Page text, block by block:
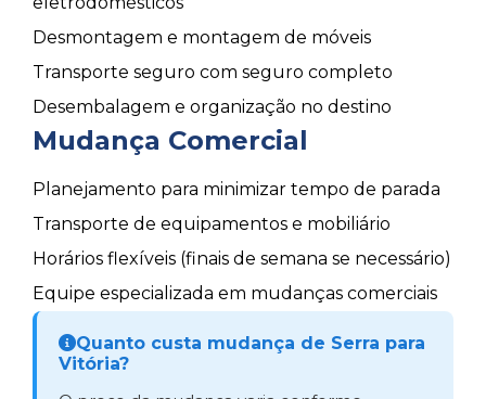
Desmontagem e montagem de móveis
Transporte seguro com seguro completo
Desembalagem e organização no destino
Mudança Comercial
Planejamento para minimizar tempo de parada
Transporte de equipamentos e mobiliário
Horários flexíveis (finais de semana se necessário)
Equipe especializada em mudanças comerciais
Quanto custa mudança de Serra para
Vitória?